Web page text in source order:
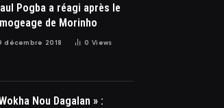
Pogba a réagi après le
de Morinho
décembre 2018 0Views
Nou Dagalan » :